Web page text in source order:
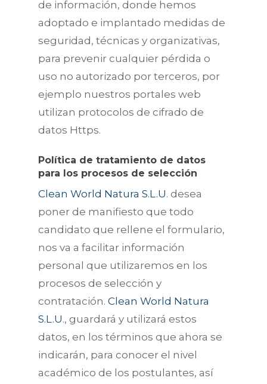
de información, donde hemos
adoptado e implantado medidas de
seguridad, técnicas y organizativas,
para prevenir cualquier pérdida o
uso no autorizado por terceros, por
ejemplo nuestros portales web
utilizan protocolos de cifrado de
datos Https.
Política de tratamiento de datos
para los procesos de selección
Clean World Natura S.L.U. desea
poner de manifiesto que todo
candidato que rellene el formulario,
nos va a facilitar información
personal que utilizaremos en los
procesos de selección y
contratación.Clean World Natura
S.L.U., guardará y utilizará estos
datos, en los términos que ahora se
indicarán, para conocer el nivel
académico de los postulantes, así